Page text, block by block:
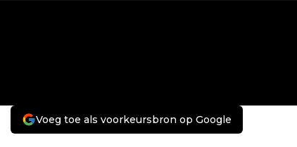
Voeg toe als voorkeursbron op Google